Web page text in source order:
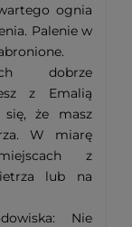
ognia
Palenie w
dobrze
z Emalią
że masz
W miarę
z
lub na
Nie